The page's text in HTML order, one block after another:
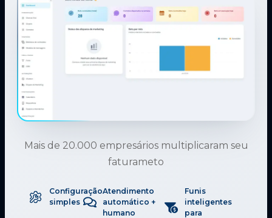
Mais de 20.000 empresários multiplicaram seu
faturameto
Configuração
simples
Atendimento
automático +
humano
Funis
inteligentes
para